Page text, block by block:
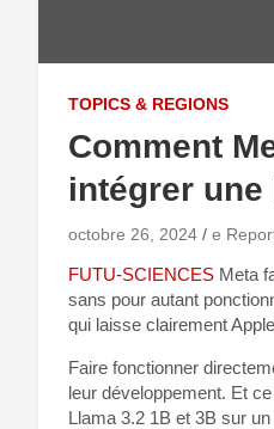
TOPICS & REGIONS
Comment
intégrer
octobre 26, 2024 e
FUTU-SCIENCES Meta
sans pour autant
qui laisse clairement
Faire fonctionner
leur développement. Et
Llama 3.2 1B et 3B sur